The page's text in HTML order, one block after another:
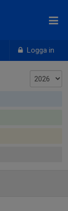
Logga in